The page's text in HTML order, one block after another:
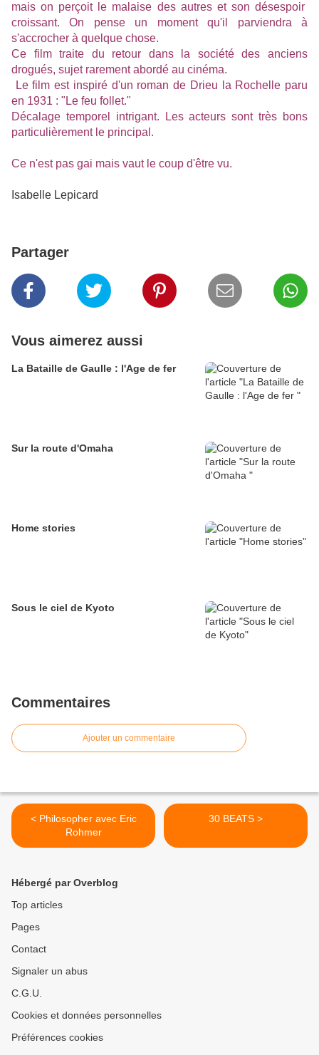
mais on perçoit le malaise des autres et son désespoir
croissant. On pense un moment qu'il parviendra à
s'accrocher à quelque chose.
Ce film traite du retour dans la société des anciens
drogués, sujet rarement abordé au cinéma.
Le film est inspiré d'un roman de Drieu la Rochelle paru
en 1931 : "Le feu follet."
Décalage temporel intrigant. Les acteurs sont très bons
particulièrement le principal.
Ce n'est pas gai mais vaut le coup d'être vu.
Isabelle Lepicard
Partager
Vous aimerez aussi
La Bataille de Gaulle : l'Age de fer
Sur la route d'Omaha
Home stories
Sous le ciel de Kyoto
Commentaires
Ajouter un commentaire
< Philosopher avec Eric
Rohmer
30 BEATS >
Hébergé par Overblog
Top articles
Pages
Contact
Signaler un abus
C.G.U.
Cookies et données personnelles
Préférences cookies